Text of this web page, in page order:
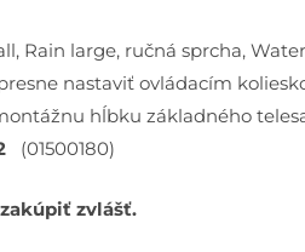
Rain large, ručná sprcha,
nastaviť ovládacím
hĺbku základného
(01500180)
zvlášť.